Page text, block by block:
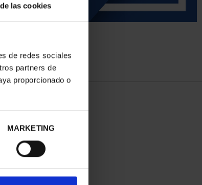
las cookies
de redes sociales
partners de
proporcionado o
MARKETING